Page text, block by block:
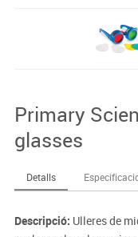
Primary
glasses
Detalls
Descripció: Ulleres de